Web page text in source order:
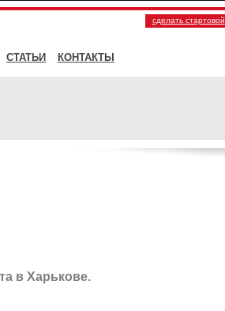
сделать стартовой
СТАТЬИ КОНТАКТЫ
в Харькове.